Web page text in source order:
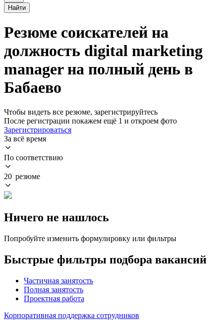
Найти
Резюме соискателей на
должность digital marketing
manager на полный день в
Бабаево
Чтобы видеть все резюме, зарегистрируйтесь
После регистрации покажем ещё 1 и откроем фото
Зарегистрироваться
За всё время
По соответствию
20 резюме
Ничего не нашлось
Попробуйте изменить формулировку или фильтры
Быстрые фильтры подбора вакансий
Частичная занятость
Полная занятость
Проектная работа
Корпоративная поддержка сотрудников